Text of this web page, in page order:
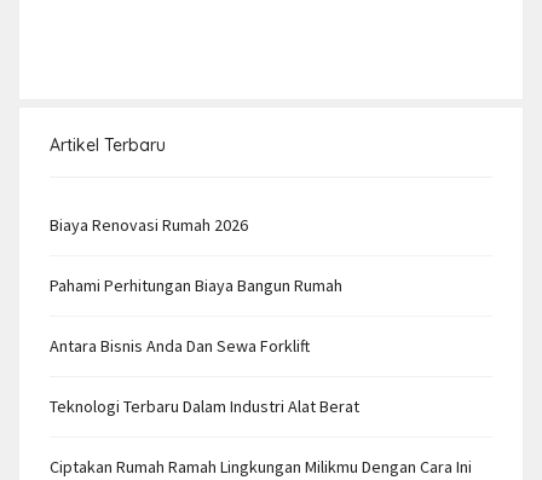
Artikel Terbaru
Biaya Renovasi Rumah 2026
Pahami Perhitungan Biaya Bangun Rumah
Antara Bisnis Anda Dan Sewa Forklift
Teknologi Terbaru Dalam Industri Alat Berat
Ciptakan Rumah Ramah Lingkungan Milikmu Dengan Cara Ini